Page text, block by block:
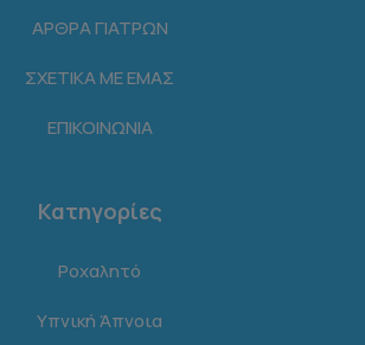
ΑΡΘΡΑ ΓΙΑΤΡΩΝ
ΣΧΕΤΙΚΑ ΜΕ ΕΜΑΣ
ΕΠΙΚΟΙΝΩΝΙΑ
Κατηγορίες
Ροχαλητό
Υπνική Άπνοια